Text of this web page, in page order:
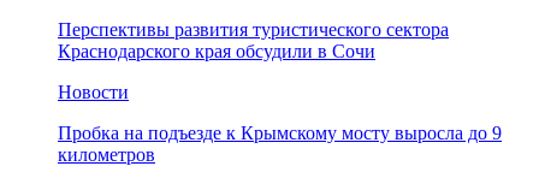
Перспективы развития туристического сектора
Краснодарского края обсудили в Сочи
Новости
Пробка на подъезде к Крымскому мосту выросла до 9
километров